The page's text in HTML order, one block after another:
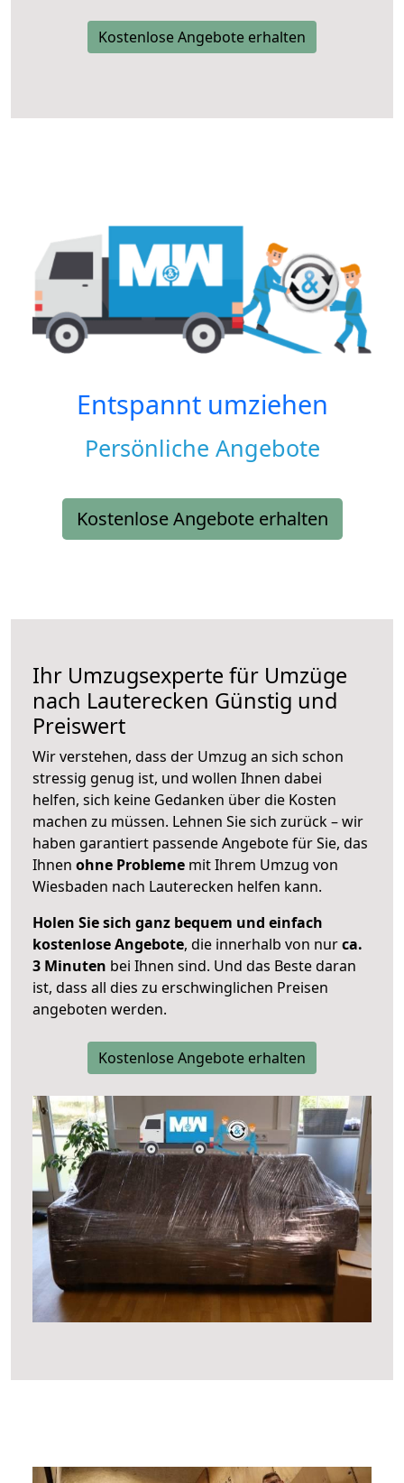
Kostenlose Angebote erhalten
Entspannt umziehen
Persönliche Angebote
Kostenlose Angebote erhalten
Ihr Umzugsexperte für Umzüge
nach Lauterecken Günstig und
Preiswert
Wir verstehen, dass der Umzug an sich schon
stressig genug ist, und wollen Ihnen dabei
helfen, sich keine Gedanken über die Kosten
machen zu müssen. Lehnen Sie sich zurück – wir
haben garantiert passende Angebote für Sie, das
Ihnen ohne Probleme mit Ihrem Umzug von
Wiesbaden nach Lauterecken helfen kann.
Holen Sie sich ganz bequem und einfach
kostenlose Angebote, die innerhalb von nurca.
3 Minuten bei Ihnen sind. Und das Beste daran
ist, dass all dies zu erschwinglichen Preisen
angeboten werden.
Kostenlose Angebote erhalten